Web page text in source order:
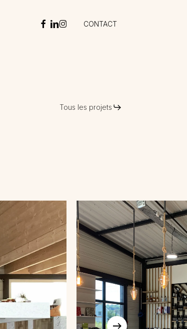
FACEBOOK
LINKEDIN
INSTAGRAMCONTACT
Tous les projets